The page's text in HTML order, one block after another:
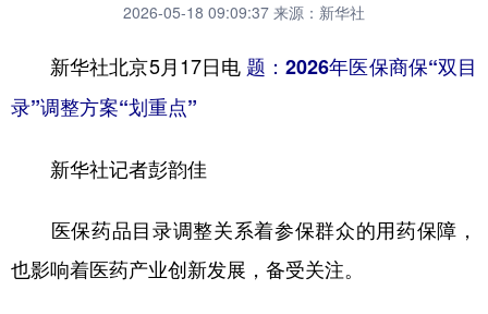
全球连线
科技 科创 量子 体育
文化 书画
访谈 视频
食品 人居 信息化
2026-05-18 09:09:37 来源：新华社
新华社北京5月17日电 题：2026年医保商保“双目
录”调整方案“划重点”
新华社记者彭韵佳
医保药品目录调整关系着参保群众的用药保障，
也影响着医药产业创新发展，备受关注。